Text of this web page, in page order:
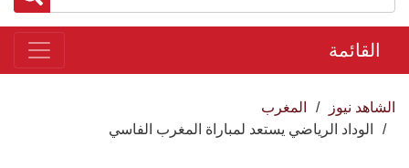
القائمة
الشاهد نيوز
المغرب
الوداد الرياضي يستعد لمباراة المغرب الفاسي